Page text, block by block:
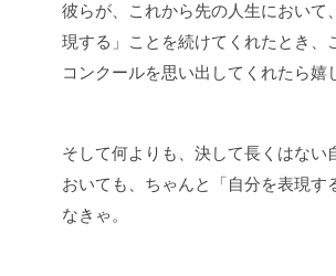
彼らが、これから先の人生において
現する」ことを続けてくれたとき、
コンクールを思い出してくれたら嬉
そして何よりも、決して長くはない
おいても、ちゃんと「自分を表現す
なきゃ。